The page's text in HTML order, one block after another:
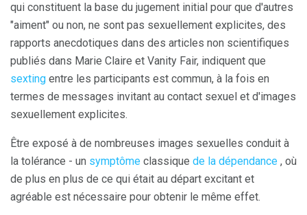
qui constituent la base du jugement initial pour que d'autres
"aiment" ou non, ne sont pas sexuellement explicites, des
rapports anecdotiques dans des articles non scientifiques
publiés dans Marie Claire et Vanity Fair, indiquent que
sexting entre les participants est commun, à la fois en
termes de messages invitant au contact sexuel et d'images
sexuellement explicites.
Être exposé à de nombreuses images sexuelles conduit à
la tolérance - un symptôme classique de la dépendance , où
de plus en plus de ce qui était au départ excitant et
agréable est nécessaire pour obtenir le même effet.